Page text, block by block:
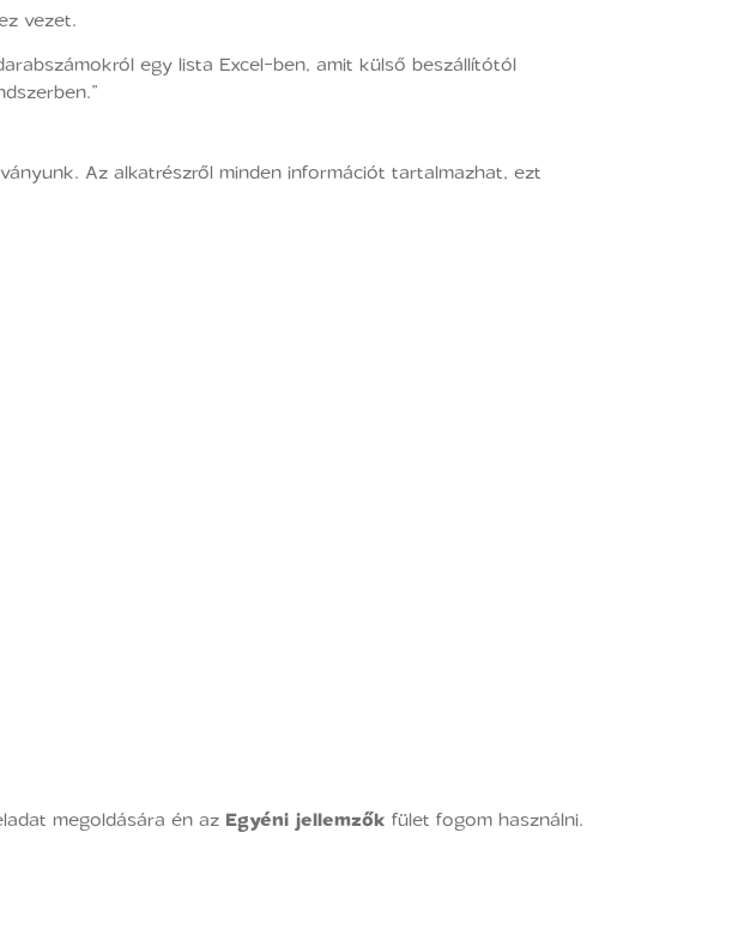
vezet.
egy lista Excel-ben, amit külső beszállítótól
Az alkatrészről minden információt tartalmazhat, ezt
megoldására én az Egyéni jellemzők fület fogom használni.